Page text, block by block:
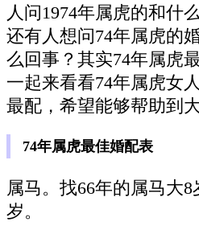
人问1974年属虎的和什
还有人想问74年属虎的
么回事？其实74年属虎
一起来看看74年属虎女
最配，希望能够帮助到
74年属虎最佳婚配表
属马。找66年的属马大
岁。